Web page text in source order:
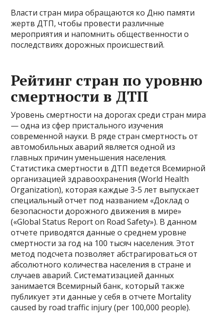
Власти стран мира обращаются ко Дню памяти
жертв ДТП, чтобы провести различные
мероприятия и напомнить общественности о
последствиях дорожных происшествий.
Рейтинг стран по уровню
смертности в ДТП
Уровень смертности на дорогах среди стран мира
— одна из сфер пристального изучения
современной науки. В ряде стран смертность от
автомобильных аварий является одной из
главных причин уменьшения населения.
Статистика смертности в ДТП ведется Всемирной
организацией здравоохранения (World Health
Organization), которая каждые 3-5 лет выпускает
специальный отчет под названием «Доклад о
безопасности дорожного движения в мире»
(«Global Status Report on Road Safety»). В данном
отчете приводятся данные о среднем уровне
смертности за год на 100 тысяч населения. Этот
метод подсчета позволяет абстрагироваться от
абсолютного количества населения в стране и
случаев аварий. Систематизацией данных
занимается Всемирный банк, который также
публикует эти данные у себя в отчете Mortality
caused by road traffic injury (per 100,000 people).